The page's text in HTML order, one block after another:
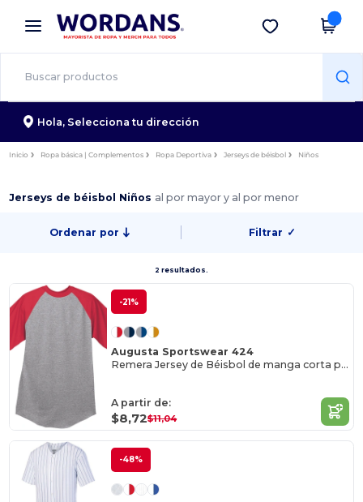
× App de Wordans
¡Mejores precios en app!
Descargar app
Hola, Selecciona tu dirección
Inicio Ropa básica | Complementos Ropa Deportiva Jerseys de béisbol Niños
Jerseys de béisbol Niños al por mayor y al por menor
Ordenar por Filtrar ✓
2 resultados.
-21%
Augusta Sportswear 424
Remera Jersey de Béisbol de manga corta para jóvenes
A partir de:
$8,72$11,04
-48%